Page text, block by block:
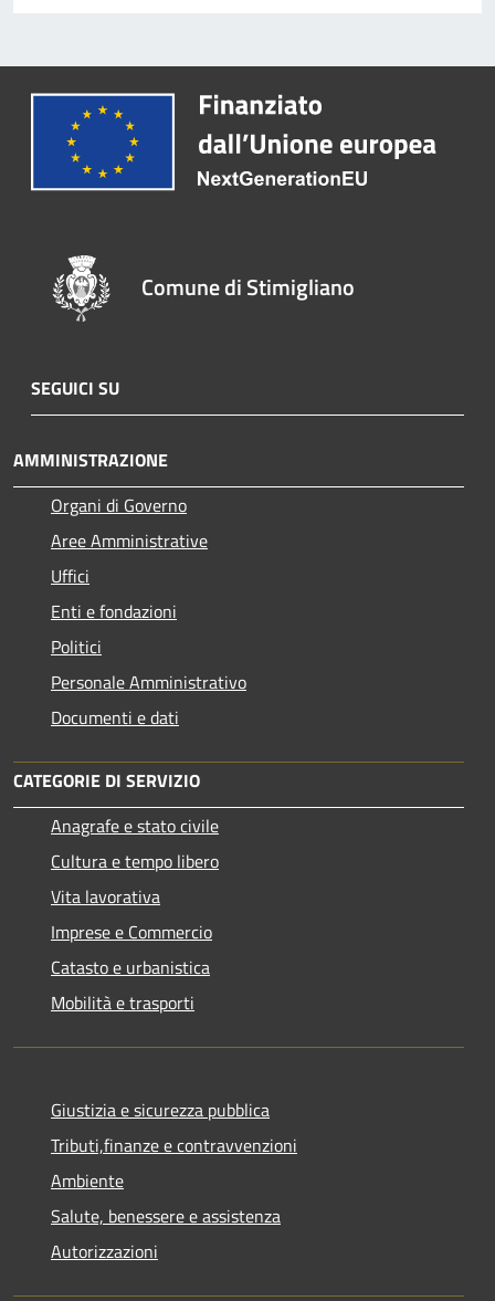
Comune di Stimigliano
SEGUICI SU
AMMINISTRAZIONE
Organi di Governo
Aree Amministrative
Uffici
Enti e fondazioni
Politici
Personale Amministrativo
Documenti e dati
CATEGORIE DI SERVIZIO
Anagrafe e stato civile
Cultura e tempo libero
Vita lavorativa
Imprese e Commercio
Catasto e urbanistica
Mobilità e trasporti
Giustizia e sicurezza pubblica
Tributi,finanze e contravvenzioni
Ambiente
Salute, benessere e assistenza
Autorizzazioni